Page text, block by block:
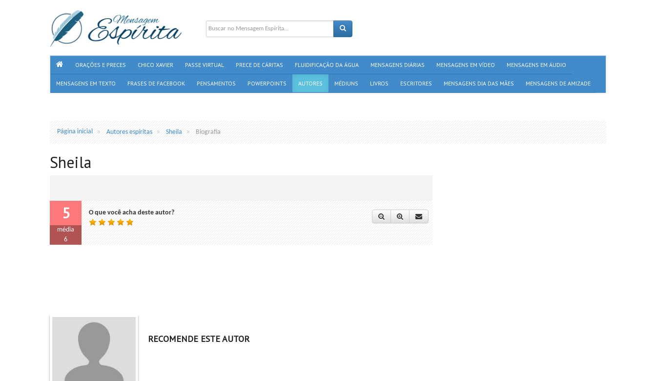
ORAÇÕES E PRECES CHICO XAVIER PASSE VIRTUAL PRECE DE CÁRITAS FLUIDIFICAÇÃO DA ÁGUA MENSAGENS DIÁRIAS MENSAGENS EM VÍDEO MENSAGENS EM ÁUDIO
MENSAGENS EM TEXTO FRASES DE FACEBOOK PENSAMENTOS POWERPOINTS AUTORES MÉDIUNS LIVROS ESCRITORES MENSAGENS DIA DAS MÃES MENSAGENS DE AMIZADE
Página inicial Autores espíritas Sheila Biografia
Sheila
5
média
6
O que você acha deste autor?
RECOMENDE ESTE AUTOR